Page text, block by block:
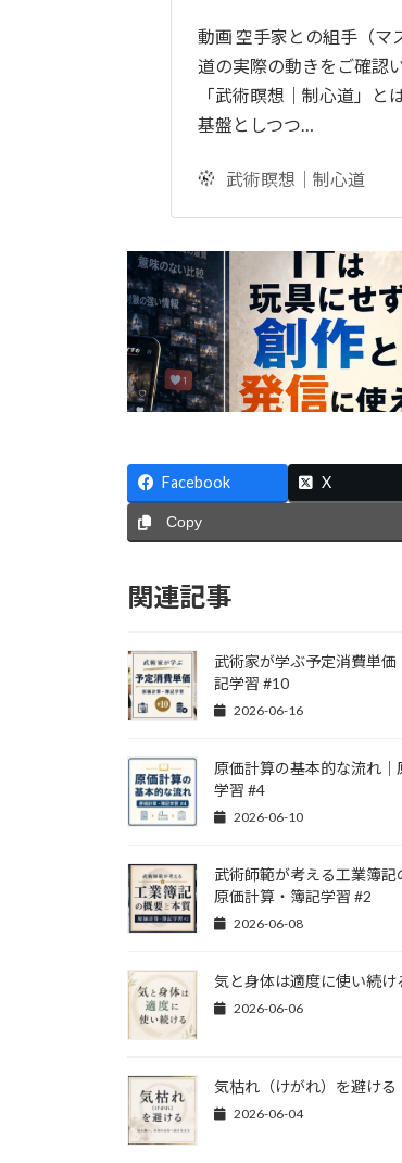
動画 空手家との組手（マ
道の実際の動きをご確認
「武術瞑想｜制心道」と
基盤としつつ…
武術瞑想｜制心道
Facebook X
Copy
関連記事
武術家が学ぶ予定消費単価
記学習 #10
2026-06-16
原価計算の基本的な流れ
学習 #4
2026-06-10
武術師範が考える工業簿記
原価計算・簿記学習 #2
2026-06-08
気と身体は適度に使い続け
2026-06-06
気枯れ（けがれ）を避ける
2026-06-04